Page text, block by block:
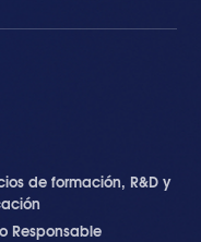
de formación, R&D y
Responsable